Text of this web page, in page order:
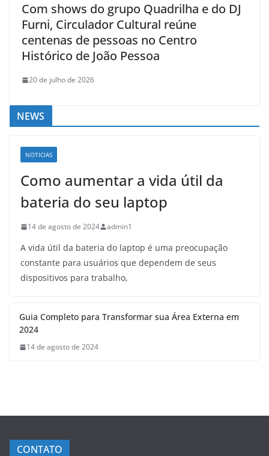
Com shows do grupo Quadrilha e do DJ
Furni, Circulador Cultural reúne
centenas de pessoas no Centro
Histórico de João Pessoa
20 de julho de 2026
NEWS
NOTICIAS
Como aumentar a vida útil da
bateria do seu laptop
14 de agosto de 2024 admin1
A vida útil da bateria do laptop é uma preocupação
constante para usuários que dependem de seus
dispositivos para trabalho,
Guia Completo para Transformar sua Área Externa em
2024
14 de agosto de 2024
CONTATO